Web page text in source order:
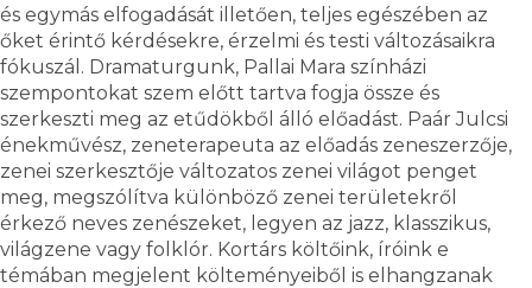
és egymás elfogadását illetően, teljes egészében az
őket érintő kérdésekre, érzelmi és testi változásaikra
fókuszál. Dramaturgunk, Pallai Mara színházi
szempontokat szem előtt tartva fogja össze és
szerkeszti meg az etűdökből álló előadást. Paár Julcsi
énekművész, zeneterapeuta az előadás zeneszerzője,
zenei szerkesztője változatos zenei világot penget
meg, megszólítva különböző zenei területekről
érkező neves zenészeket, legyen az jazz, klasszikus,
világzene vagy folklór. Kortárs költőink, íróink e
témában megjelent költeményeiből is elhangzanak